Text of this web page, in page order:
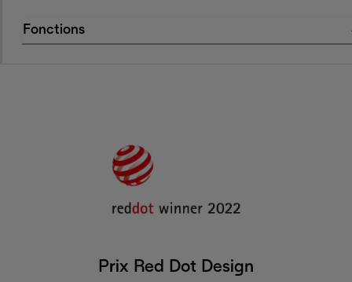
Fonctions
Prix Red Dot Design